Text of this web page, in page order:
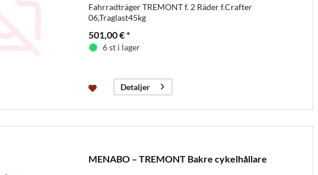
Fahrradträger TREMONT f. 2 Räder f.Crafter
06,Traglast45kg
501,00 € *
6 st i lager
Detaljer
MENABO – TREMONT Bakre cykelhållare